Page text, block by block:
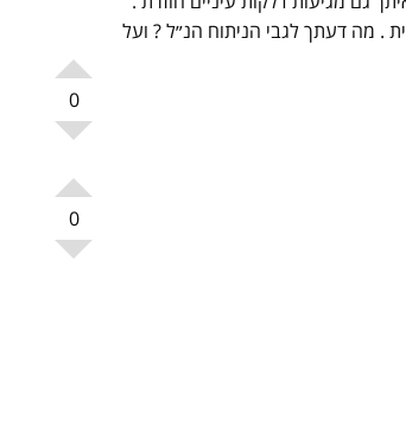
. מה דעתך לגבי הניתוח הנ״ל ? ועל
0
0